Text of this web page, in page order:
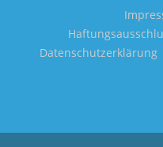
Datenschutzerklärung